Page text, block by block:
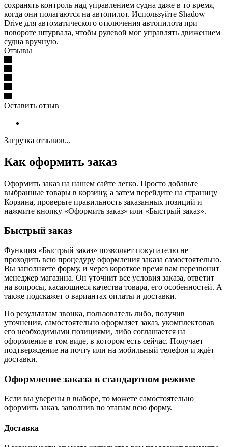
сохранять контроль над управлением судна даже в то время,
когда они полагаются на автопилот. Используйте Shadow
Drive для автоматического отключения автопилота при
повороте штурвала, чтобы рулевой мог управлять движением
судна вручную.
Отзывы
Оставить отзыв
Загрузка отзывов...
Как оформить заказ
Оформить заказ на нашем сайте легко. Просто добавьте
выбранные товары в корзину, а затем перейдите на страницу
Корзина, проверьте правильность заказанных позиций и
нажмите кнопку «Оформить заказ» или «Быстрый заказ».
Быстрый заказ
Функция «Быстрый заказ» позволяет покупателю не
проходить всю процедуру оформления заказа самостоятельно.
Вы заполняете форму, и через короткое время вам перезвонит
менеджер магазина. Он уточнит все условия заказа, ответит
на вопросы, касающиеся качества товара, его особенностей. А
также подскажет о вариантах оплаты и доставки.
По результатам звонка, пользователь либо, получив
уточнения, самостоятельно оформляет заказ, укомплектовав
его необходимыми позициями, либо соглашается на
оформление в том виде, в котором есть сейчас. Получает
подтверждение на почту или на мобильный телефон и ждёт
доставки.
Оформление заказа в стандартном режиме
Если вы уверены в выборе, то можете самостоятельно
оформить заказ, заполнив по этапам всю форму.
Доставка